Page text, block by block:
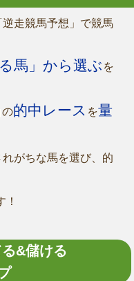
走競馬予想」で競馬
る馬」から選ぶ を
の的中レース を量
がちな馬を選び、的
！
&儲ける